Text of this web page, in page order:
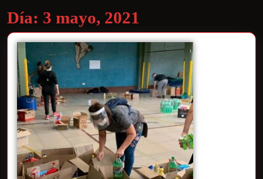
Día: 3 mayo, 2021